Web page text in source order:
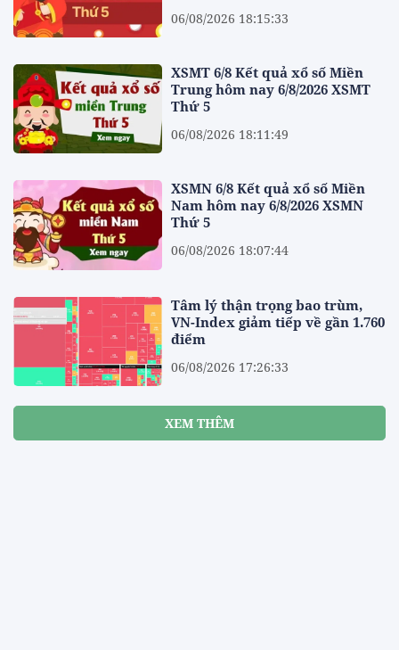
06/08/2026 18:15:33
XSMT 6/8 Kết quả xổ số Miền
Trung hôm nay 6/8/2026 XSMT
Thứ 5
06/08/2026 18:11:49
XSMN 6/8 Kết quả xổ số Miền
Nam hôm nay 6/8/2026 XSMN
Thứ 5
06/08/2026 18:07:44
Tâm lý thận trọng bao trùm,
VN-Index giảm tiếp về gần 1.760
điểm
06/08/2026 17:26:33
XEM THÊM